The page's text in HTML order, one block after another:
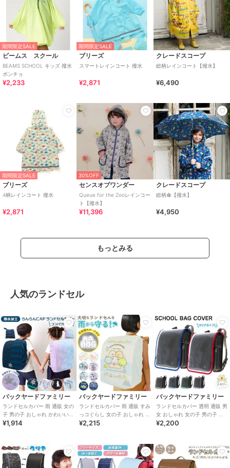
期間限定SALE
ビームス スクール
BEAMS SCHOOL キッズ 撥水
ポンチョ
¥2,233
期間限定SALE
ブリーズ
スマートレインコート 撥水
¥2,871
クレードスコープ
総柄レインコート【撥水】
¥6,490
期間限定SALE
ブリーズ
4柄レインコート 撥水
¥2,871
30%OFF
センスオブワンダー
Queue for the Zooレインコー
ト【撥水】
¥11,396
クレードスコープ
総柄傘【撥水】
¥4,950
もっとみる
人気のランドセル
バックヤードファミリー
ランドセルカバー 雨 通販 女の
子 男の子 おしゃれ かわいい
レイングッズ 雨カバー リュッ
¥1,914
バックヤードファミリー
ランドセルカバー 雨 通販 すみ
っコぐらし 女の子 おしゃれ か
わいい レイングッズ 雨カバー
¥2,215
バックヤードファミリー
ランドセルカバー 透明 通販 男
女 おしゃれ 女の子 男の子 雨
シンプル クリア 雨の日 ランド
¥2,200